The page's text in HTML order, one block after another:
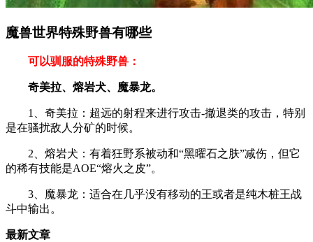
魔兽世界特殊野兽有哪些
可以驯服的特殊野兽：
奇美拉、熔岩犬、魔暴龙。
1、奇美拉：超远的射程来进行攻击-撤退类的攻击，特别
是在骚扰敌人分矿的时候。
2、熔岩犬：有着狂野系被动和“黑曜石之肤”减伤，但它
的稀有技能是AOE“熔火之皮”。
3、魔暴龙：适合在几乎没有移动的王或者是纯木桩王战
斗中输出。
最新文章